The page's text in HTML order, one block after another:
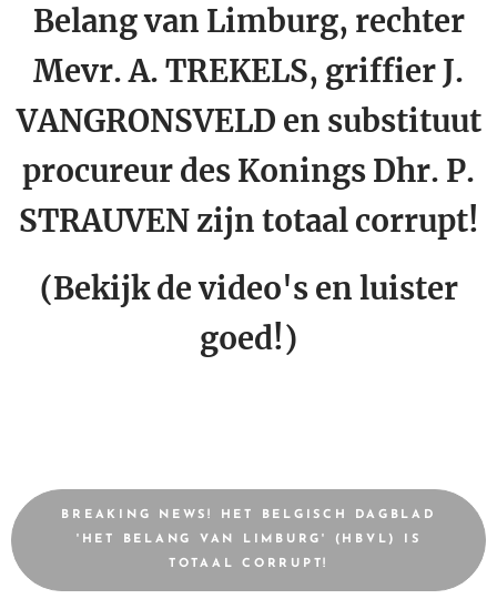
Belang van Limburg, rechter
Mevr. A. TREKELS, griffier J.
VANGRONSVELD en substituut
procureur des Konings Dhr. P.
STRAUVEN zijn totaal corrupt!
(Bekijk de video's en luister
goed!)
BREAKING NEWS! HET BELGISCH DAGBLAD
'HET BELANG VAN LIMBURG' (HBVL) IS
TOTAAL CORRUPT!